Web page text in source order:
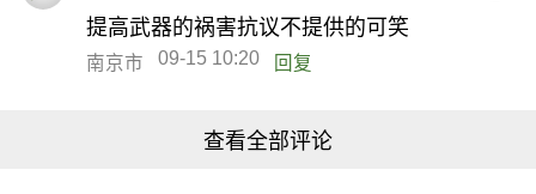
提高武器的祸害抗议不提供的可笑
南京市 09-15 10:20 回复
查看全部评论